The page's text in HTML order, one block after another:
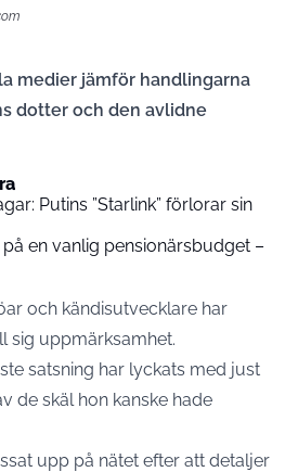
medier jämför handlingarna
dotter och den avlidne
Putins ”Starlink” förlorar sin
en vanlig pensionärsbudget –
och kändisutvecklare har
sig uppmärksamhet.
satsning har lyckats med just
de skäl hon kanske hade
upp på nätet efter att detaljer